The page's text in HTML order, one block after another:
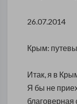
26.07.2014
Крым:
Итак, я в
Я бы не
благоверная